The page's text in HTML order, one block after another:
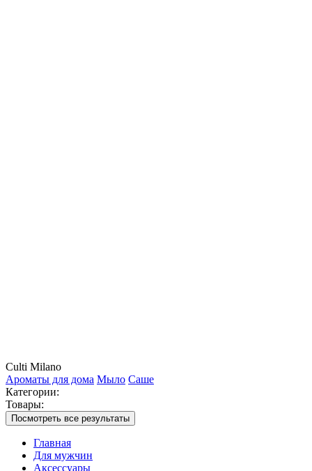
Culti Milano
Ароматы для дома Мыло Саше
Категории:
Товары:
Посмотреть все результаты
Главная
Для мужчин
Аксессуары